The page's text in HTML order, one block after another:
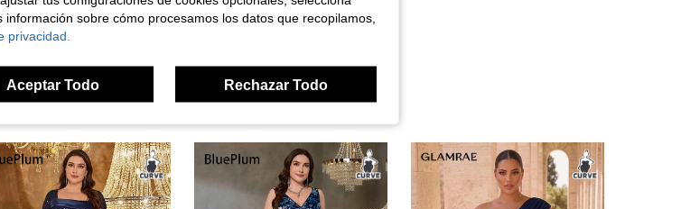
sobre cómo procesamos los datos que recopilamos,
privacidad.
Aceptar Todo Rechazar Todo